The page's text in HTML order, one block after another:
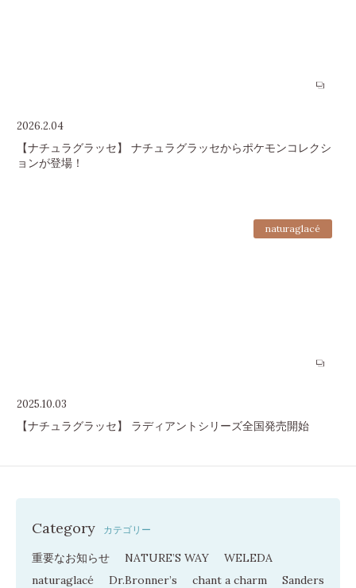
2026.2.04
【ナチュラグラッセ】 ナチュラグラッセからポケモンコレクシ
ョンが登場！
naturaglacé
2025.10.03
【ナチュラグラッセ】 ラディアントシリーズ全国発売開始
Category カテゴリー
重要なお知らせ NATURE’S WAY
WELEDA
naturaglacé
Dr.Bronner’s chant a charm
Sanders